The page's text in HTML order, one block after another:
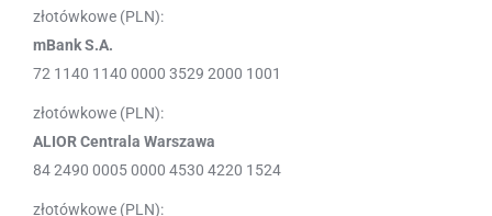
złotówkowe (PLN):
mBank S.A.
72 1140 1140 0000 3529 2000 1001
złotówkowe (PLN):
ALIOR Centrala Warszawa
84 2490 0005 0000 4530 4220 1524
złotówkowe (PLN):